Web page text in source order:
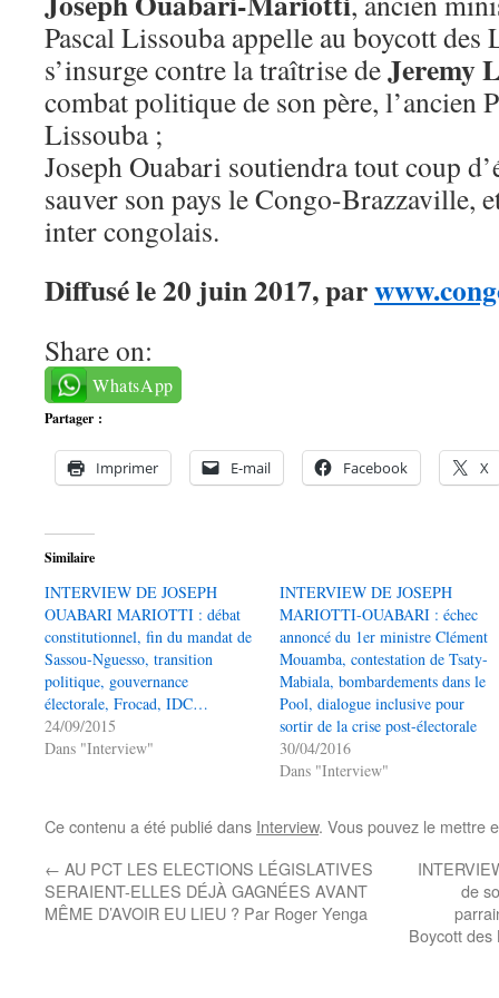
Pascal Lissouba appelle au boycott des
s’insurge contre la traîtrise deJeremy
combat politique de son père, l’ancien
Lissouba ;
Joseph Ouabari soutiendra tout coup
sauver son pays le Congo-Brazzaville,
inter congolais.
Diffusé le 20 juin 2017, par
Share on:
WhatsApp
Partager :
Imprimer E-mail Facebook X
Similaire
INTERVIEW DE JOSEPH
OUABARI MARIOTTI : débat
constitutionnel, fin du mandat de
Sassou-Nguesso, transition
politique, gouvernance
électorale, Frocad, IDC…
24/09/2015
Dans "Interview"
INTERVIEW DE JOSEPH
MARIOTTI-OUABARI : échec
annoncé du 1er ministre Clément
Mouamba, contestation de Tsaty-
Mabiala, bombardements dans le
Pool, dialogue inclusive pour
sortir de la crise post-électorale
30/04/2016
Dans "Interview"
Ce contenu a été publié dans Interview. Vous pouvez le mettre
← AU PCT LES ELECTIONS LÉGISLATIVES
SERAIENT-ELLES DÉJÀ GAGNÉES AVANT
MÊME D’AVOIR EU LIEU ? Par Roger Yenga
de
Boycott des